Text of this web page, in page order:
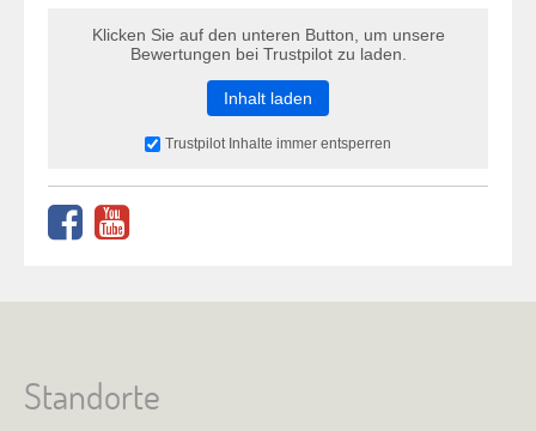
Klicken Sie auf den unteren Button, um unsere
Bewertungen bei Trustpilot zu laden.
Inhalt laden
Trustpilot Inhalte immer entsperren
Standorte